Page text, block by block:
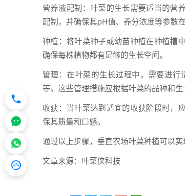
营养液配制：叶菜的生长需要适当的营
配制，并确保其pH值、养分浓度等参数
种植：将叶菜种子或幼苗种植在种植槽
确保每株植物都有足够的生长空间。
管理：在叶菜的生长过程中，需要进
等。这些管理措施应根据叶菜的品种和生
收获：当叶菜达到适宜的收获阶段时，
保其质量和口感。
通过以上步骤，垂直农场叶菜种植可以
文章来源：叶菜侠科技